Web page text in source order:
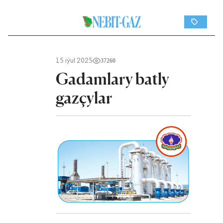
15 iýul 2025 37260
Gadamlary batly
gazçylar